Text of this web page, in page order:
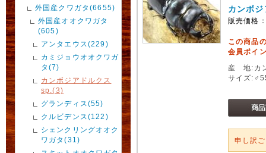
外国産クワガタ(6655)
外国産オオクワガタ
(605)
アンタエウス(229)
カミジョウオオクワガ
タ(7)
カンボジアドルクス
sp.(3)
グランディス(55)
クルビデンス(122)
シェンクリングオオク
ワガタ(31)
カンボ
販売価格
この商品
会員ポイ
産 地:カ
サイズ
申し訳